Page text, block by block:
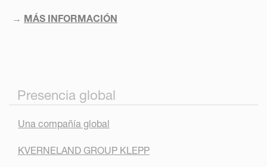
→ MÁS INFORMACIÓN
Presencia global
Una compañía global
KVERNELAND GROUP KLEPP